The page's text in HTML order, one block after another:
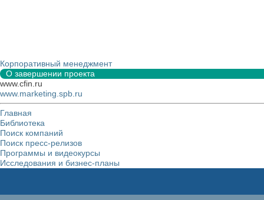
Корпоративный менеджмент
О завершении проекта
www.cfin.ru
www.marketing.spb.ru
Главная
Библиотека
Поиск компаний
Поиск пресс-релизов
Программы и видеокурсы
Исследования и бизнес-планы